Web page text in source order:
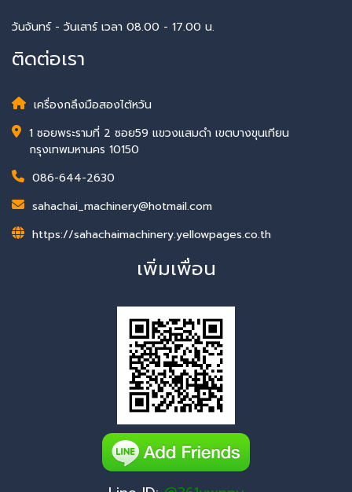
วันจันทร์ - วันเสาร์ เวลา 08.00 - 17.00 น.
ติดต่อเรา
เครื่องกลึงมือสองไต้หวัน
1 ซอยพระรามที่ 2 ซอย59 แขวงแสมดำ เขตบางขุนเทียน
กรุงเทพมหานคร 10150
086-644-2630
sahachai_machinery@hotmail.com
https://sahachaimachinery.yellowpages.co.th
เพิ่มเพื่อน